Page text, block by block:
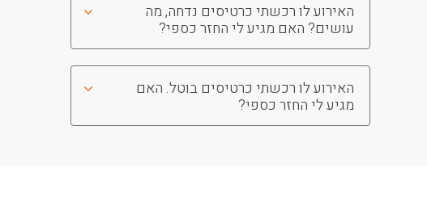
האירוע לו רכשתי כרטיסים נדחה, מה
עושים? האם מגיע לי החזר כספי?
האירוע לו רכשתי כרטיסים בוטל. האם
מגיע לי החזר כספי?